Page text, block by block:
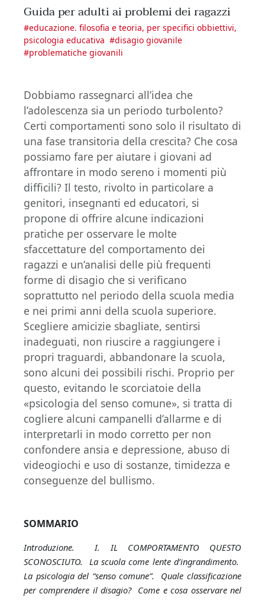
Guida per adulti ai problemi dei ragazzi
#educazione. filosofia e teoria, per specifici obbiettivi,
psicologia educativa #disagio giovanile
#problematiche giovanili
Dobbiamo rassegnarci all’idea che
l’adolescenza sia un periodo turbolento?
Certi comportamenti sono solo il risultato di
una fase transitoria della crescita? Che cosa
possiamo fare per aiutare i giovani ad
affrontare in modo sereno i momenti più
difficili? Il testo, rivolto in particolare a
genitori, insegnanti ed educatori, si
propone di offrire alcune indicazioni
pratiche per osservare le molte
sfaccettature del comportamento dei
ragazzi e un’analisi delle più frequenti
forme di disagio che si verificano
soprattutto nel periodo della scuola media
e nei primi anni della scuola superiore.
Scegliere amicizie sbagliate, sentirsi
inadeguati, non riuscire a raggiungere i
propri traguardi, abbandonare la scuola,
sono alcuni dei possibili rischi. Proprio per
questo, evitando le scorciatoie della
«psicologia del senso comune», si tratta di
cogliere alcuni campanelli d’allarme e di
interpretarli in modo corretto per non
confondere ansia e depressione, abuso di
videogiochi e uso di sostanze, timidezza e
conseguenze del bullismo.
SOMMARIO
Introduzione. I. IL COMPORTAMENTO QUESTO
SCONOSCIUTO. La scuola come lente d’ingrandimento.
La psicologia del “senso comune”. Quale classificazione
per comprendere il disagio? Come e cosa osservare nel